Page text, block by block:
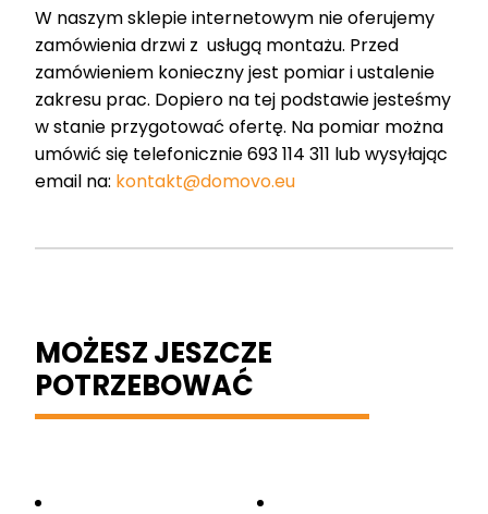
W naszym sklepie internetowym nie oferujemy
zamówienia drzwi z usługą montażu. Przed
zamówieniem konieczny jest pomiar i ustalenie
zakresu prac. Dopiero na tej podstawie jesteśmy
w stanie przygotować ofertę. Na pomiar można
umówić się telefonicznie 693 114 311 lub wysyłając
email na: kontakt@domovo.eu
MOŻESZ JESZCZE
POTRZEBOWAĆ